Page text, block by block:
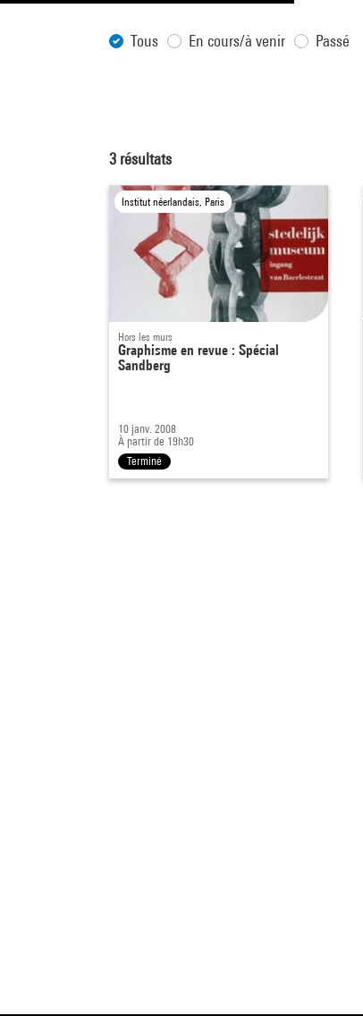
Tous En cours/à venir Passé
3 résultats
Institut néerlandais, Paris
Hors les murs
Graphisme en revue : Spécial
Sandberg
10 janv. 2008
À partir de 19h30
Terminé